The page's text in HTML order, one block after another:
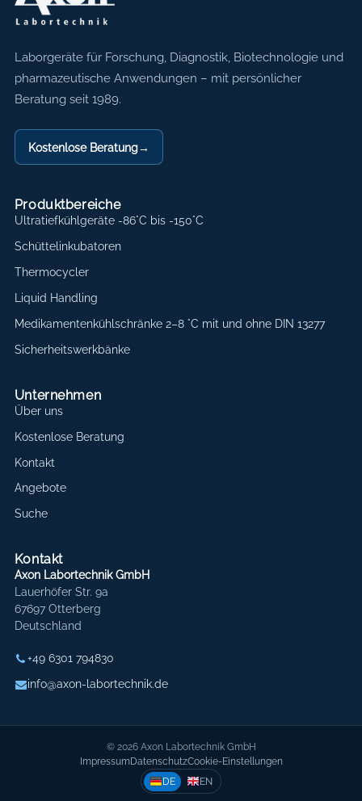
Axon Labortechnik
Laborgeräte für Forschung, Diagnostik, Biotechnologie und
pharmazeutische Anwendungen – mit persönlicher
Beratung seit 1989.
Kostenlose Beratung→
Produktbereiche
Ultratiefkühlgeräte -86°C bis -150°C
Schüttelinkubatoren
Thermocycler
Liquid Handling
Medikamentenkühlschränke 2–8 °C mit und ohne DIN 13277
Sicherheitswerkbänke
Unternehmen
Über uns
Kostenlose Beratung
Kontakt
Angebote
Suche
Kontakt
Axon Labortechnik GmbH
Lauerhöfer Str. 9a
67697 Otterberg
Deutschland
+49 6301 794830
info@axon-labortechnik.de
© 2026 Axon Labortechnik GmbH
ImpressumDatenschutzCookie-Einstellungen
DE
EN